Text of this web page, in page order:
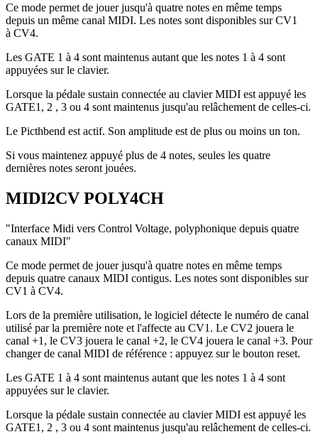
Ce mode permet de jouer jusqu'à quatre notes en même temps
depuis un même canal MIDI. Les notes sont disponibles sur CV1
à CV4.
Les GATE 1 à 4 sont maintenus autant que les notes 1 à 4 sont
appuyées sur le clavier.
Lorsque la pédale sustain connectée au clavier MIDI est appuyé les
GATE1, 2 , 3 ou 4 sont maintenus jusqu'au relâchement de celles-ci.
Le Picthbend est actif. Son amplitude est de plus ou moins un ton.
Si vous maintenez appuyé plus de 4 notes, seules les quatre
dernières notes seront jouées.
MIDI2CV POLY4CH
"Interface Midi vers Control Voltage, polyphonique depuis quatre
canaux MIDI"
Ce mode permet de jouer jusqu'à quatre notes en même temps
depuis quatre canaux MIDI contigus. Les notes sont disponibles sur
CV1 à CV4.
Lors de la première utilisation, le logiciel détecte le numéro de canal
utilisé par la première note et l'affecte au CV1. Le CV2 jouera le
canal +1, le CV3 jouera le canal +2, le CV4 jouera le canal +3. Pour
changer de canal MIDI de référence : appuyez sur le bouton reset.
Les GATE 1 à 4 sont maintenus autant que les notes 1 à 4 sont
appuyées sur le clavier.
Lorsque la pédale sustain connectée au clavier MIDI est appuyé les
GATE1, 2 , 3 ou 4 sont maintenus jusqu'au relâchement de celles-ci.